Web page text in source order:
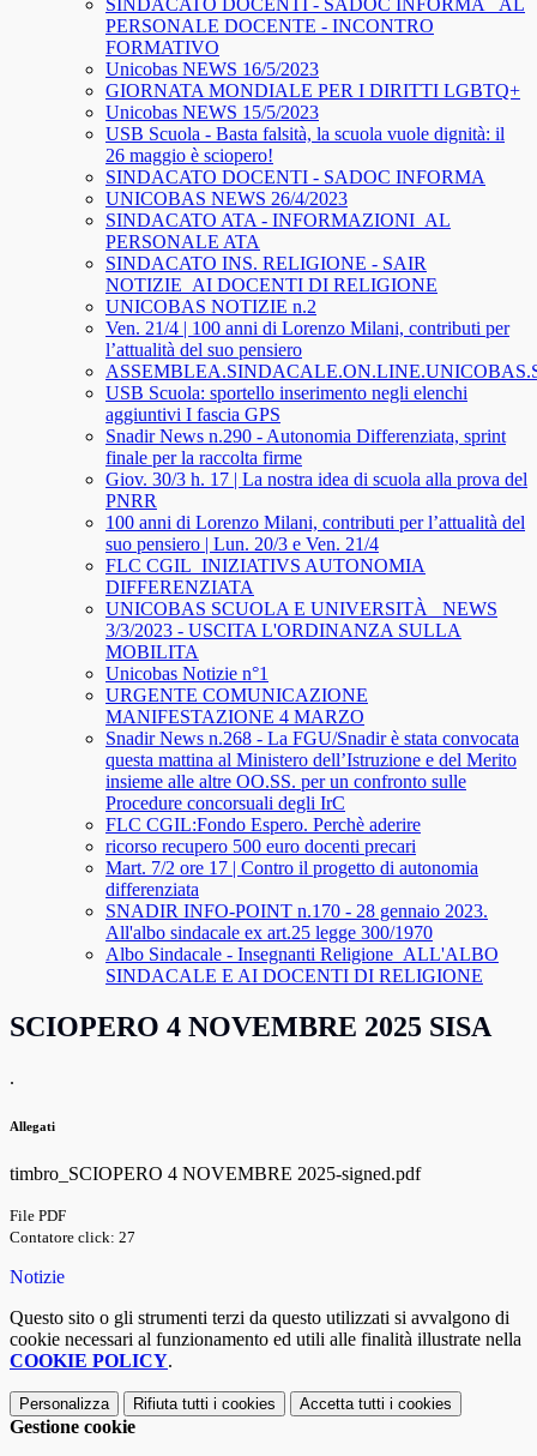
SINDACATO DOCENTI - SADOC INFORMA_ AL
PERSONALE DOCENTE - INCONTRO
FORMATIVO
Unicobas NEWS 16/5/2023
GIORNATA MONDIALE PER I DIRITTI LGBTQ+
Unicobas NEWS 15/5/2023
USB Scuola - Basta falsità, la scuola vuole dignità: il
26 maggio è sciopero!
SINDACATO DOCENTI - SADOC INFORMA
UNICOBAS NEWS 26/4/2023
SINDACATO ATA - INFORMAZIONI_AL
PERSONALE ATA
SINDACATO INS. RELIGIONE - SAIR
NOTIZIE_AI DOCENTI DI RELIGIONE
UNICOBAS NOTIZIE n.2
Ven. 21/4 | 100 anni di Lorenzo Milani, contributi per
l’attualità del suo pensiero
USB Scuola: sportello inserimento negli elenchi
aggiuntivi I fascia GPS
Snadir News n.290 - Autonomia Differenziata, sprint
finale per la raccolta firme
Giov. 30/3 h. 17 | La nostra idea di scuola alla prova del
PNRR
100 anni di Lorenzo Milani, contributi per l’attualità del
suo pensiero | Lun. 20/3 e Ven. 21/4
FLC CGIL_INIZIATIVS AUTONOMIA
DIFFERENZIATA
UNICOBAS SCUOLA E UNIVERSITÀ _NEWS
3/3/2023 - USCITA L'ORDINANZA SULLA
MOBILITA
Unicobas Notizie n°1
URGENTE COMUNICAZIONE
MANIFESTAZIONE 4 MARZO
Snadir News n.268 - La FGU/Snadir è stata convocata
questa mattina al Ministero dell’Istruzione e del Merito
insieme alle altre OO.SS. per un confronto sulle
Procedure concorsuali degli IrC
FLC CGIL:Fondo Espero. Perchè aderire
ricorso recupero 500 euro docenti precari
Mart. 7/2 ore 17 | Contro il progetto di autonomia
differenziata
SNADIR INFO-POINT n.170 - 28 gennaio 2023.
All'albo sindacale ex art.25 legge 300/1970
Albo Sindacale - Insegnanti Religione_ALL'ALBO
SINDACALE E AI DOCENTI DI RELIGIONE
SCIOPERO 4 NOVEMBRE 2025 SISA
.
Allegati
timbro_SCIOPERO 4 NOVEMBRE 2025-signed.pdf
File PDF
Contatore click: 27
Notizie
Questo sito o gli strumenti terzi da questo utilizzati si avvalgono di
cookie necessari al funzionamento ed utili alle finalità illustrate nella
COOKIE POLICY.
Personalizza Rifiuta tutti i cookies Accetta tutti i cookies
Gestione cookie